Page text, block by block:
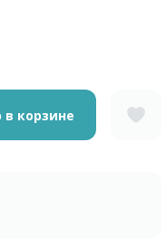
в корзине